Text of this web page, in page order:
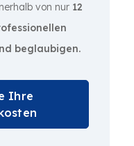
von nur 12
beglaubigen.
Ihre